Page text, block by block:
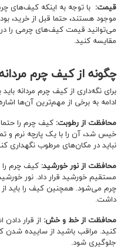
قیمت: با توجه به اینکه کیف‌های
موجود هستند، حتما قبل از خرید،
می‌توانید قیمت کیف‌های چرمی را
مقایسه کنید.
چگونه از کیف چرم
برای نگه‌داری از کیف چرم مردانه
ادامه به برخی از مهم‌ترین آن‌ها
محافظت از رطوبت: کیف چرم را حتما
خیس شد، آن را با یک پارچه نرم و
نباید در مکان‌های مرطوب نگهداری
محافظت از نور خورشید: کیف چرم را
مستقیم خورشید قرار داد. نور
چرم می‌شود. همچنین کیف را باید از
داشت.
محافظت از خط و خش: از قرار
کنید. مراقب باشید از ساییده
جلوگیری شود.